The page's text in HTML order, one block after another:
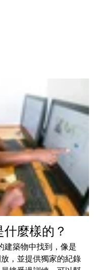
麼樣的？
建築物中找到，像是
，並提供獨家的紀錄